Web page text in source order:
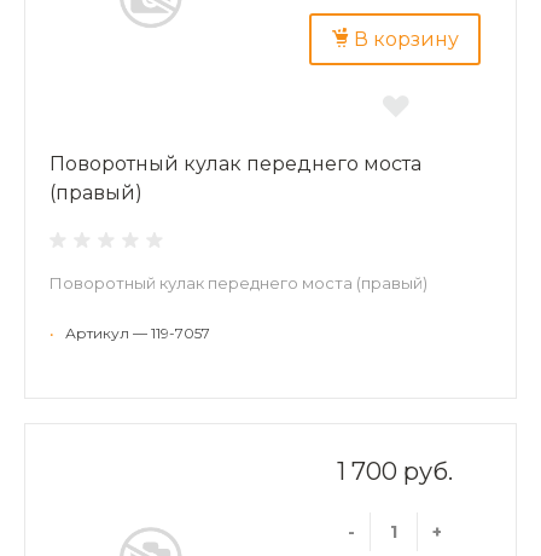
В корзину
Поворотный кулак переднего моста
(правый)
Поворотный кулак переднего моста (правый)
• Артикул — 119-7057
1 700 руб.
- +